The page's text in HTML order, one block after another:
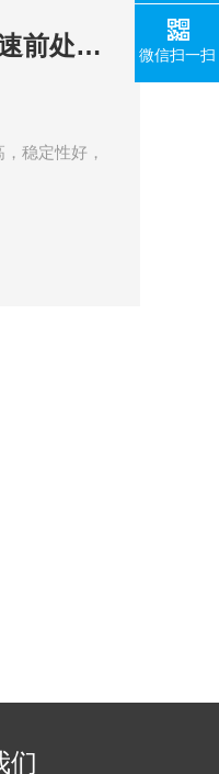
一步法快速前处理SHIMSEN QVet 一步法快速前处理小柱
稳定性好，
们
微信扫一扫